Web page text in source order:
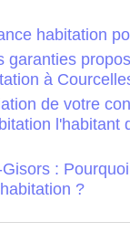
habitation
garanties
à
de votre
l'habitant
:
?